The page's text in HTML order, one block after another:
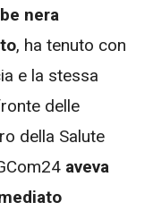
nera
, ha tenuto con
e la stessa
delle
della Salute
aveva